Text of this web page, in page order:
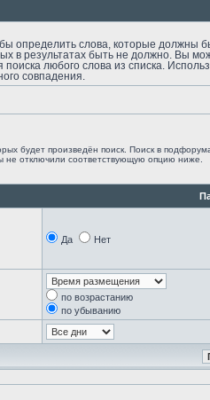
определить слова, которые должны
в результатах быть не должно. Вы
поиска любого слова из списка.
совпадения.
будет произведён поиск. Поиск в
не отключили соответствующую опцию ниже.
Да Нет
по возрастанию
по убыванию